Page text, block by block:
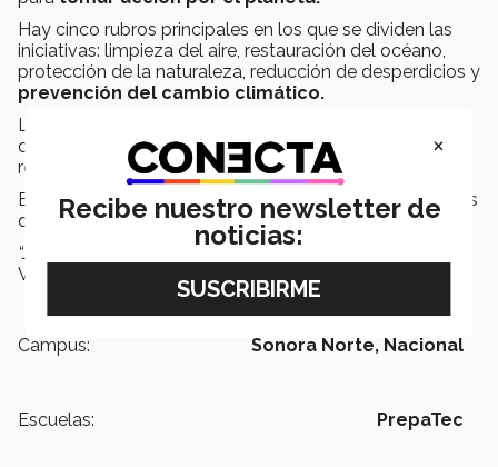
Hay cinco rubros principales en los que se dividen las
iniciativas: limpieza del aire, restauración del océano,
protección de la naturaleza, reducción de desperdicios y
prevención del cambio climático.
Los equipos
de
$10,000 dólaresy los equipossubcampeones
reciben
$1,000 dólares.
En esta edición, participaron 1800 equipos, provenientes
de más de 80 diferentes países.
“Juntos podemos construir un mundo mejor”
Víctor.
Campus: Sonora Norte, Nacional
Escuelas: PrepaTec
×
Recibe nuestro newsletter de
noticias: